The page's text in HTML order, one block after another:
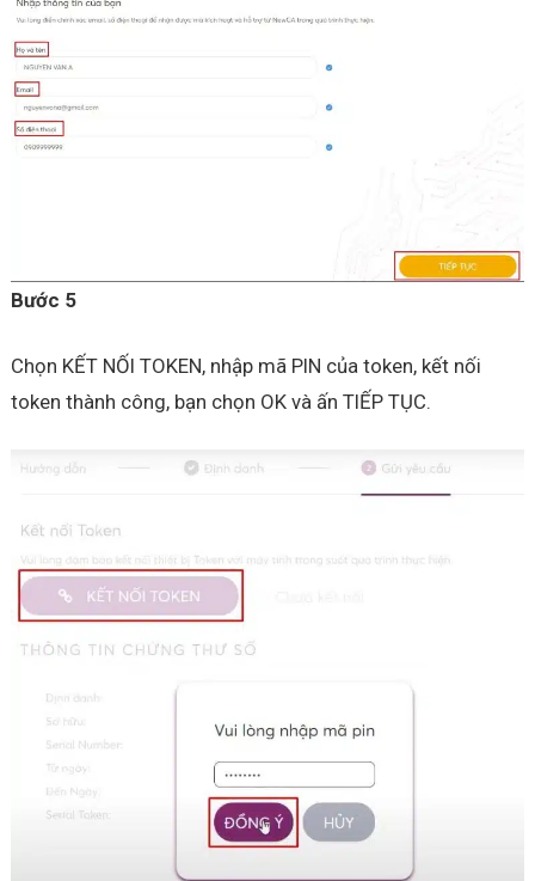
Bước 5
Chọn KẾT NỐI TOKEN, nhập mã PIN của token, kết nối
token thành công, bạn chọn OK và ấn TIẾP TỤC.